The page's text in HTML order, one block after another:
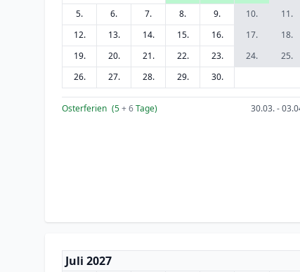
5.
6. 7. 8. 9. 10.
11.
12.
13. 14. 15. 16. 17.
18.
19.
20. 21. 22. 23. 24.
25.
26.
27. 28. 29. 30.
Osterferien (5+ 6Tage) 30.03. -
Juli 2027